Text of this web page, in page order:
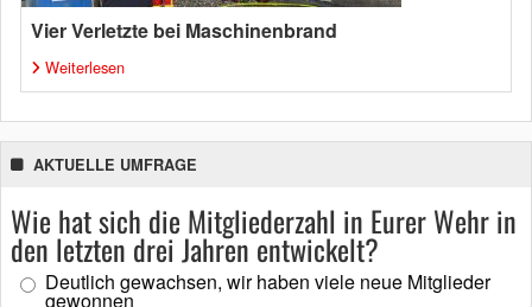
Vier Verletzte bei Maschinenbrand
Weiterlesen
AKTUELLE UMFRAGE
Wie hat sich die Mitgliederzahl in Eurer Wehr in
den letzten drei Jahren entwickelt?
Deutlich gewachsen, wir haben viele neue Mitglieder
gewonnen